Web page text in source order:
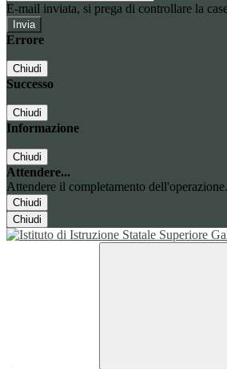
E-mail inviata, si prega di controllare la
Errore
Chiudi
Successo
Chiudi
Informazione
Chiudi
Attendere...
Attendere il completamento
Chiudi
Chiudi